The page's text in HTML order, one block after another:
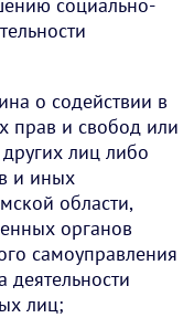
о содействии в
прав и свобод или
лиц либо
и иных
области,
органов
самоуправления
лиц;